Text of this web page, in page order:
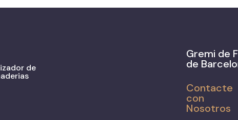
de
Gremi de
de
Contacte
con
Nosotros